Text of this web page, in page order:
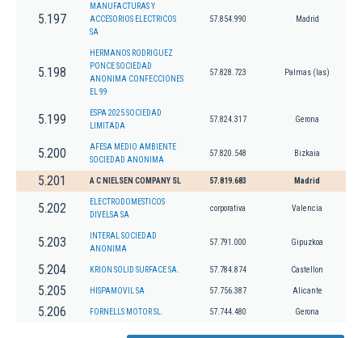
5.197
MANUFACTURAS Y
ACCESORIOS ELECTRICOS
SA
57.854.990 Madrid
5.198
HERMANOS RODRIGUEZ
PONCE SOCIEDAD
ANONIMA CONFECCIONES
EL 99
57.828.723 Palmas (las)
5.199
ESPA 2025 SOCIEDAD
LIMITADA
57.824.317 Gerona
5.200
AFESA MEDIO AMBIENTE
SOCIEDAD ANONIMA
57.820.548 Bizkaia
5.201 A C NIELSEN COMPANY SL 57.819.683 Madrid
5.202
ELECTRODOMESTICOS
DIVELSA SA
corporativa Valencia
5.203
INTERAL SOCIEDAD
ANONIMA
57.791.000 Gipuzkoa
5.204 KRION SOLID SURFACE SA. 57.784.874 Castellon
5.205 HISPAMOVIL SA 57.756.387 Alicante
5.206 FORNELLS MOTOR SL. 57.744.480 Gerona